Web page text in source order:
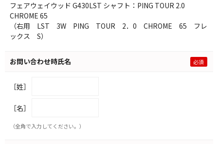
フェアウェイウッド G430LST シャフト：PING TOUR 2.0
CHROME 65
（右用 LST 3W PING TOUR 2．0 CHROME 65 フレ
ックス S）
お問い合わせ時氏名
［姓］
［名］
（全角で入力してください。）